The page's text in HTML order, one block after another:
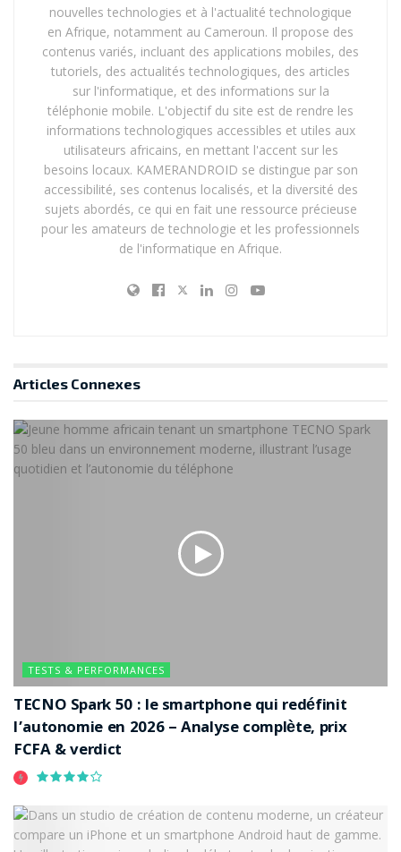
Doro 8080
Ce smartphone offre un grand écran tactile, des
boutons physiques pour une navigation simplifiée et
une grande autonomie de batterie. Il dispose
également d’un bouton d’assistance et d’une
application de santé.
Photo : Matthew Hughes / KnowTechie
Ce smartphone est conçu pour être facile à utiliser,
avec une interface intuitive et des touches physiques. Il
dispose également d’un bouton d’assistance, d’un
Acheter
Photo :Samsung Galaxy A52s 5G
Ce smartphone offre un grand écran lumineux, un
appareil photo performant et une longue autonomie
qui lui permet d’accéder à des vitesses de connexion
ultra-rapides.
nouvelles technologies et à l'actualité technologique
en Afrique, notamment au Cameroun. Il propose des
contenus variés, incluant des applications mobiles, des
tutoriels, des actualités technologiques, des articles
sur l'informatique, et des informations sur la
téléphonie mobile. L'objectif du site est de rendre les
informations technologiques accessibles et utiles aux
utilisateurs africains, en mettant l'accent sur les
besoins locaux. KAMERANDROID se distingue par son
accessibilité, ses contenus localisés, et la diversité des
sujets abordés, ce qui en fait une ressource précieuse
pour les amateurs de technologie et les professionnels
de l'informatique en Afrique.
Articles Connexes
TESTS & PERFORMANCES
TECNO Spark 50 : le smartphone qui redéfinit
l’autonomie en 2026 – Analyse complète, prix
FCFA & verdict